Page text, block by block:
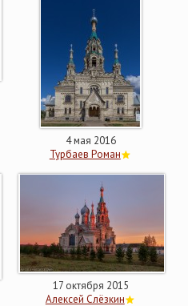
4 мая 2016
Турбаев Роман
17 октября 2015
Алексей Слёзкин